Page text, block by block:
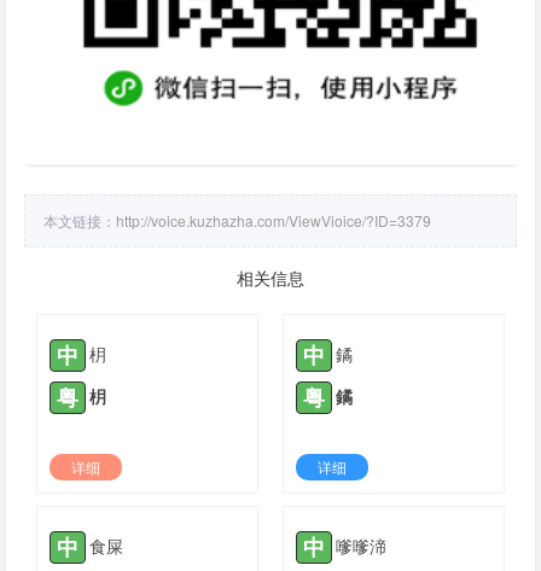
本文链接： http://voice.kuzhazha.com/ViewVioice/?ID=3379
相关信息
中 枂
粤 枂
详细
中 鐍
粤 鐍
详细
中 食屎 中 嗲嗲渧